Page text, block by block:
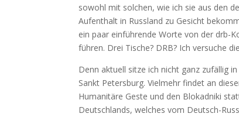
sowohl mit solchen, wie ich sie aus den
Aufenthalt in Russland zu Gesicht
ein paar einführende Worte von der drb-
führen. Drei Tische? DRB? Ich versuche
Denn aktuell sitze ich nicht ganz zufällig
Sankt Petersburg. Vielmehr findet an
Humanitäre Geste und den Blokadniki
Deutschlands, welches vom Deutsch-